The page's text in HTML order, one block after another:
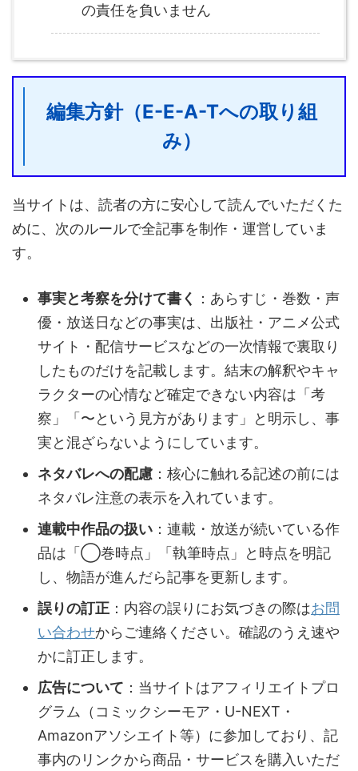
の責任を負いません
編集方針（E-E-A-Tへの取り組
み）
当サイトは、読者の方に安心して読んでいただくた
めに、次のルールで全記事を制作・運営していま
す。
事実と考察を分けて書く
：あらすじ・巻数・声
優・放送日などの事実は、出版社・アニメ公式
サイト・配信サービスなどの一次情報で裏取り
したものだけを記載します。結末の解釈やキャ
ラクターの心情など確定できない内容は「考
察」「〜という見方があります」と明示し、事
実と混ざらないようにしています。
ネタバレへの配慮 ：核心に触れる記述の前には
ネタバレ注意の表示を入れています。
連載中作品の扱い ：連載・放送が続いている作
品は「◯巻時点」「執筆時点」と時点を明記
し、物語が進んだら記事を更新します。
誤りの訂正 ：内容の誤りにお気づきの際はお問
い合わせからご連絡ください。確認のうえ速や
かに訂正します。
広告について ：当サイトはアフィリエイトプロ
グラム（コミックシーモア・U-NEXT・
Amazonアソシエイト等）に参加しており、記
事内のリンクから商品・サービスを購入いただ